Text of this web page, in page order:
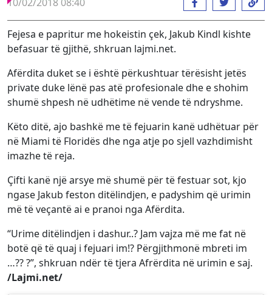
Fejesa e papritur me hokeistin çek, Jakub Kindl kishte
befasuar të gjithë, shkruan lajmi.net.
Afërdita duket se i është përkushtuar tërësisht jetës
private duke lënë pas atë profesionale dhe e shohim
shumë shpesh në udhëtime në vende të ndryshme.
Këto ditë, ajo bashkë me të fejuarin kanë udhëtuar për
në Miami të Floridës dhe nga atje po sjell vazhdimisht
imazhe të reja.
Çifti kanë një arsye më shumë për të festuar sot, kjo
ngase Jakub feston ditëlindjen, e padyshim që urimin
më të veçantë ai e pranoi nga Afërdita.
“Urime ditëlindjen i dashur..? Jam vajza më me fat në
botë që të quaj i fejuari im!? Përgjithmonë mbreti im
…?? ?”, shkruan ndër të tjera Afrërdita në urimin e saj.
/Lajmi.net/